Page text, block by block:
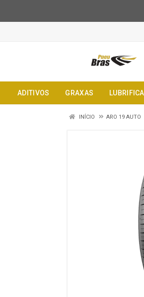
ADITIVOS GRAXAS
INÍCIO ARO 19 AUTO